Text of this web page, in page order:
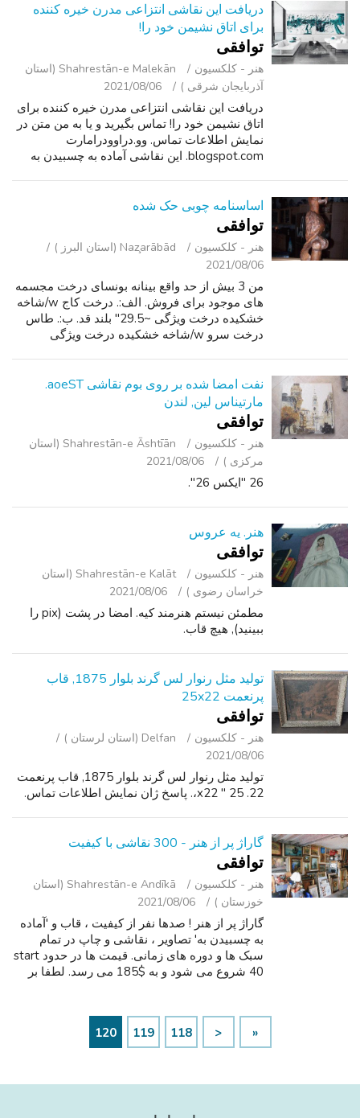
دریافت این نقاشی انتزاعی مدرن خیره کننده
برای اتاق نشیمن خود را!
توافقی
هنر - کلکسیون
Shahrestān-e Malekān (استان
آذربایجان شرقی )
2021/08/06
دریافت این نقاشی انتزاعی مدرن خیره کننده برای
اتاق نشیمن خود را! تماس بگیرید و یا به من متن در
نمایش اطلاعات تماس. وو.دراوودرامارت
blogspot.com. این نقاشی آماده به چسبیدن به
اساسنامه چوبی حک شده
توافقی
هنر - کلکسیون
Naz̧arābād (استان البرز )
2021/08/06
من 3 بیش از حد واقع بینانه بونسای درخت مجسمه
های موجود برای فروش. الف:. درخت کاج w/شاخه
خشکیده درخت ویژگی ~29.5" بلند قد. ب:. طاس
درخت سرو w/شاخه خشکیده درخت ویژگی
نفت امضا شده بر روی بوم نقاشی aoeST.
مارتیناس لین, لندن
توافقی
هنر - کلکسیون
Shahrestān-e Āshtīān (استان
مرکزی )
2021/08/06
26 "ایکس 26".
هنر. يه عروس
توافقی
هنر - کلکسیون
Shahrestān-e Kalāt (استان
خراسان رضوی )
2021/08/06
مطمئن نيستم هنرمند کيه. امضا در پشت (pix را
ببینید), هیچ قاب.
تولید مثل رنوار لس گرند بلوار 1875, قاب
پرنعمت 25x22
توافقی
هنر - کلکسیون
Delfan (استان لرستان )
2021/08/06
تولید مثل رنوار لس گرند بلوار 1875, قاب پرنعمت
22. 25 " x22،. پاسخ ژان نمایش اطلاعات تماس.
گاراژ پر از هنر - 300 نقاشی با کیفیت
توافقی
هنر - کلکسیون
Shahrestān-e Andīkā (استان
خوزستان )
2021/08/06
گاراژ پر از هنر ! صدها نفر از کیفیت ، قاب و 'آماده
به چسبیدن به' تصاویر ، نقاشی و چاپ در تمام
سبک ها و دوره های زمانی. قیمت ها در حدود start
40 شروع می شود و به $185 می رسد. لطفا بر
«
<
118
119
120